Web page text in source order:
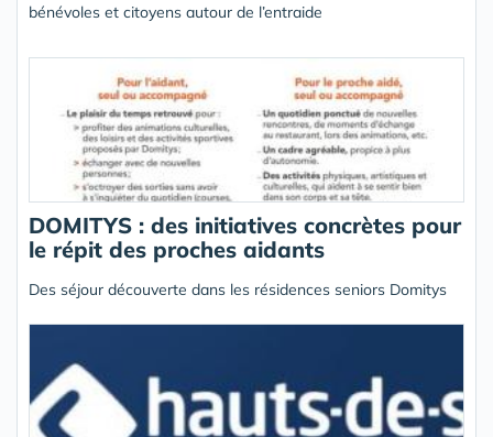
bénévoles et citoyens autour de l’entraide
DOMITYS : des initiatives concrètes pour
le répit des proches aidants
Des séjour découverte dans les résidences seniors Domitys